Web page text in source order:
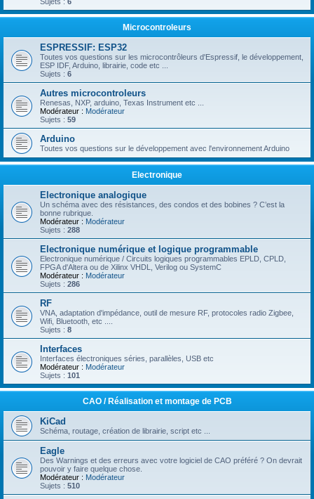
Microcontroleurs
ESPRESSIF: ESP32
Toutes vos questions sur les microcontrôleurs d'Espressif, le développement,
ESP IDF, Arduino, librairie, code etc ...
Sujets : 6
Autres microcontroleurs
Renesas, NXP, arduino, Texas Instrument etc ...
Modérateur : Modérateur
Sujets : 59
Arduino
Toutes vos questions sur le développement avec l'environnement Arduino
Electronique
Electronique analogique
Un schéma avec des résistances, des condos et des bobines ? C’est la
bonne rubrique.
Modérateur : Modérateur
Sujets : 288
Electronique numérique et logique programmable
Electronique numérique / Circuits logiques programmables EPLD, CPLD,
FPGA d'Altera ou de Xilinx VHDL, Verilog ou SystemC
Modérateur : Modérateur
Sujets : 286
RF
VNA, adaptation d'impédance, outil de mesure RF, protocoles radio Zigbee,
Wifi, Bluetooth, etc ....
Sujets : 8
Interfaces
Interfaces électroniques séries, parallèles, USB etc
Modérateur : Modérateur
Sujets : 101
CAO / Réalisation et montage de PCB
KiCad
Schéma, routage, création de librairie, script etc ...
Eagle
Des Warnings et des erreurs avec votre logiciel de CAO préféré ? On devrait
pouvoir y faire quelque chose.
Modérateur : Modérateur
Sujets : 510